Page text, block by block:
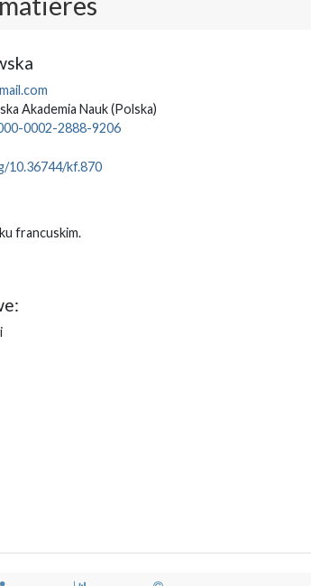
Akademia Nauk(Polska)
0002-2888-9206
10.36744/kf.870
francuskim.